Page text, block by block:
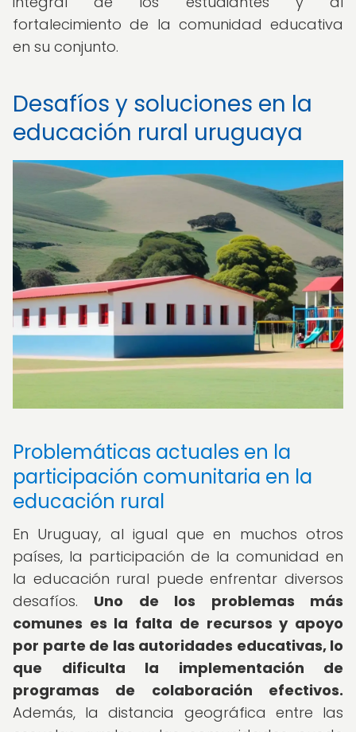
fortalecimiento de la comunidad educativa
en su conjunto.
Desafíos y soluciones en la
educación rural uruguaya
Problemáticas actuales en la
participación comunitaria en la
educación rural
En Uruguay, al igual que en muchos otros
países, la participación de la comunidad en
la educación rural puede enfrentar diversos
desafíos. Uno de los problemas más
comunes es la falta de recursos y apoyo
por parte de las autoridades educativas, lo
que dificulta la implementación de
programas de colaboración efectivos.
Además, la distancia geográfica entre las